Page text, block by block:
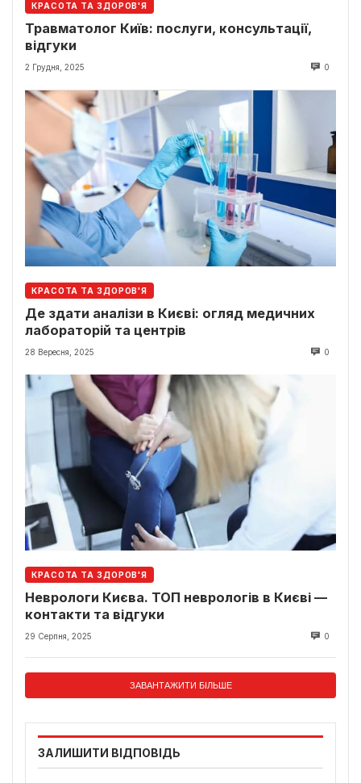
КРАСОТА ТА ЗДОРОВ'Я
Травматолог Київ: послуги, консультації,
відгуки
2 Грудня, 2025 0
КРАСОТА ТА ЗДОРОВ'Я
Де здати аналізи в Києві: огляд медичних
лабораторій та центрів
28 Вересня, 2025 0
КРАСОТА ТА ЗДОРОВ'Я
Неврологи Києва. ТОП неврологів в Києві —
контакти та відгуки
29 Серпня, 2025 0
ЗАВАНТАЖИТИ БІЛЬШЕ
ЗАЛИШИТИ ВІДПОВІДЬ